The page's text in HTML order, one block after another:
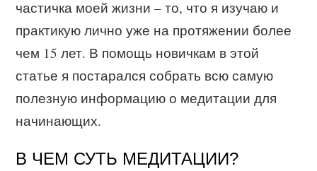
частичка моей жизни – то, что я изучаю и
практикую лично уже на протяжении более
чем 15 лет. В помощь новичкам в этой
статье я постарался собрать всю самую
полезную информацию о медитации для
начинающих.
В ЧЕМ СУТЬ МЕДИТАЦИИ?